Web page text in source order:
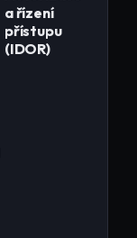
a řízení
přístupu
(IDOR)